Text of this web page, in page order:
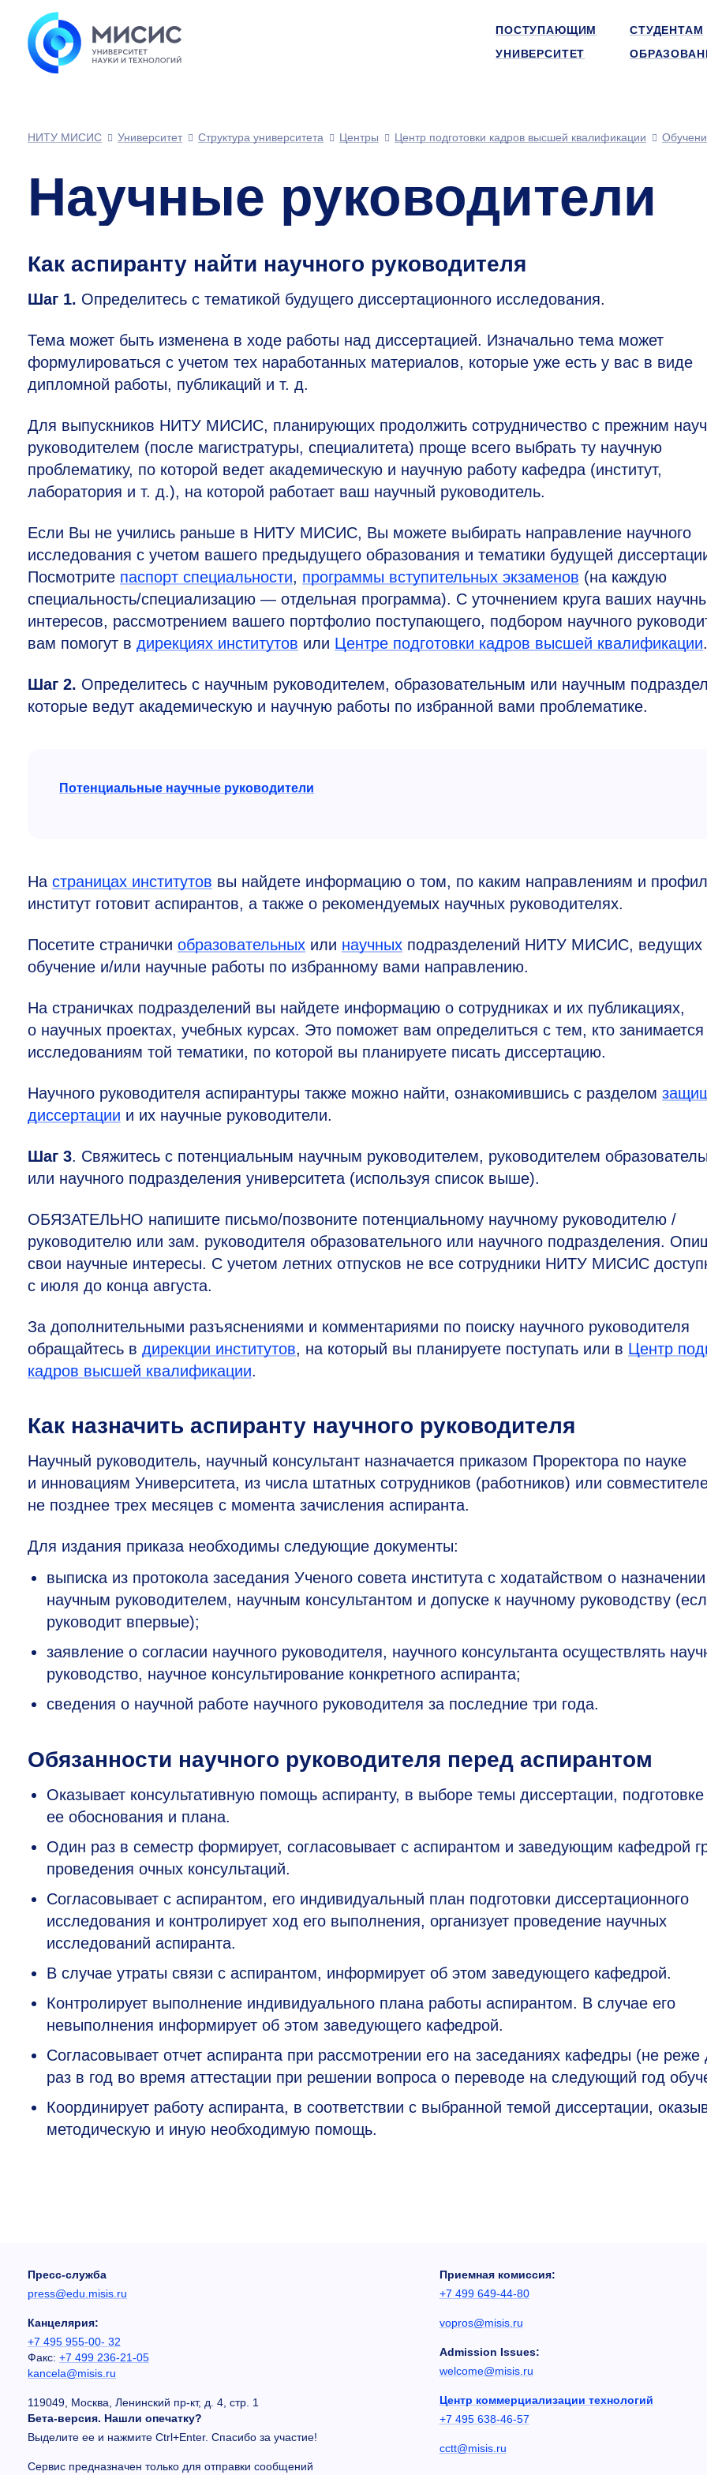
ПОСТУПАЮЩИМ СТУДЕНТАМ
УНИВЕРСИТЕТ
НИТУ МИСИС Университет Структура университета Центры Центр подготовки кадров высшей квалификации
Научные руководители
Как аспиранту найти научного руководителя
Шаг 1. Определитесь с тематикой будущего диссертационного исследования.
Тема может быть изменена в ходе работы над диссертацией. Изначально тема может
формулироваться с учетом тех наработанных материалов, которые уже есть у вас в виде
дипломной работы, публикаций и т. д.
Для выпускников НИТУ МИСИС, планирующих продолжить сотрудничество с прежним
руководителем (после магистратуры, специалитета) проще всего выбрать ту научную
проблематику, по которой ведет академическую и научную работу кафедра (институт,
лаборатория и т. д.), на которой работает ваш научный руководитель.
Если Вы не учились раньше в НИТУ МИСИС, Вы можете выбирать направление научного
исследования с учетом вашего предыдущего образования и тематики будущей
Посмотрите паспорт специальности, программы вступительных экзаменов (на каждую
специальность/специализацию — отдельная программа). С уточнением круга ваших
интересов, рассмотрением вашего портфолио поступающего, подбором научного
вам помогут в дирекциях институтов или Центре подготовки кадров высшей квалификации.
Шаг 2. Определитесь с научным руководителем, образовательным или научным
которые ведут академическую и научную работы по избранной вами проблематике.
Потенциальные научные руководители
На страницах институтов вы найдете информацию о том, по каким направлениям и
институт готовит аспирантов, а также о рекомендуемых научных руководителях.
Посетите странички образовательных или научных подразделений НИТУ МИСИС, ведущих
обучение и/или научные работы по избранному вами направлению.
На страничках подразделений вы найдете информацию о сотрудниках и их публикациях,
о научных проектах, учебных курсах. Это поможет вам определиться с тем, кто занимается
исследованиям той тематики, по которой вы планируете писать диссертацию.
Научного руководителя аспирантуры также можно найти, ознакомившись с разделом
диссертации и их научные руководители.
Шаг 3. Свяжитесь с потенциальным научным руководителем, руководителем
или научного подразделения университета (используя список выше).
ОБЯЗАТЕЛЬНО напишите письмо/позвоните потенциальному научному руководителю /
руководителю или зам. руководителя образовательного или научного подразделения.
свои научные интересы. С учетом летних отпусков не все сотрудники НИТУ МИСИС
c июля до конца августа.
За дополнительными разъяснениями и комментариями по поиску научного руководителя
обращайтесь в дирекции институтов, на который вы планируете поступать или в Центр
кадров высшей квалификации.
Как назначить аспиранту научного руководителя
Научный руководитель, научный консультант назначается приказом Проректора по науке
и инновациям Университета, из числа штатных сотрудников (работников) или
не позднее трех месяцев с момента зачисления аспиранта.
Для издания приказа необходимы следующие документы:
выписка из протокола заседания Ученого совета института с ходатайством о назначении
научным руководителем, научным консультантом и допуске к научному руководству
руководит впервые);
заявление о согласии научного руководителя, научного консультанта осуществлять
руководство, научное консультирование конкретного аспиранта;
сведения о научной работе научного руководителя за последние три года.
Обязанности научного руководителя перед аспирантом
Оказывает консультативную помощь аспиранту, в выборе темы диссертации, подготовке
ее обоснования и плана.
Один раз в семестр формирует, согласовывает с аспирантом и заведующим кафедрой
проведения очных консультаций.
Согласовывает с аспирантом, его индивидуальный план подготовки диссертационного
исследования и контролирует ход его выполнения, организует проведение научных
исследований аспиранта.
В случае утраты связи с аспирантом, информирует об этом заведующего кафедрой.
Контролирует выполнение индивидуального плана работы аспирантом. В случае его
невыполнения информирует об этом заведующего кафедрой.
Согласовывает отчет аспиранта при рассмотрении его на заседаниях кафедры (не реже
раз в год во время аттестации при решении вопроса о переводе на следующий год
Координирует работу аспиранта, в соответствии с выбранной темой диссертации,
методическую и иную необходимую помощь.
Пресс-служба
press@edu.misis.ru
Канцелярия:
+7 495 955-00- 32
Факс: +7 499 236-21-05
kancela@misis.ru
119049, Москва, Ленинский пр-кт, д. 4, стр. 1
Бета-версия. Нашли опечатку?
Выделите ее и нажмите Ctrl+Enter. Спасибо за участие!
Сервис предназначен только для отправки сообщений
Приемная комиссия:
+7 499 649-44-80
vopros@misis.ru
Admission Issues:
welcome@misis.ru
Центр коммерциализации технологий
+7 495 638-46-57
cctt@misis.ru